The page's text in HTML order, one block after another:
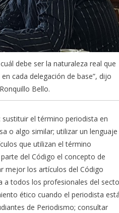
debe ser la naturaleza real que
cada delegación de base”, dijo
Ronquillo Bello.
el término periodista en
o algo similar; utilizar un lenguaje
que utilizan el término
del Código el concepto de
mejor los artículos del Código
a todos los profesionales del
ético cuando el periodista
de Periodismo; consultar